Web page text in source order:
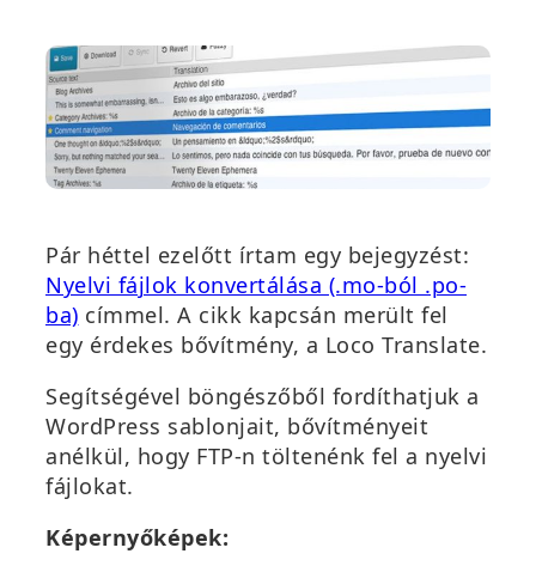
Pár héttel ezelőtt írtam egy bejegyzést:
Nyelvi fájlok konvertálása (.mo-ból .po-
ba) címmel. A cikk kapcsán merült fel
egy érdekes bővítmény, a Loco Translate.
Segítségével böngészőből fordíthatjuk a
WordPress sablonjait, bővítményeit
anélkül, hogy FTP-n töltenénk fel a nyelvi
fájlokat.
Képernyőképek: